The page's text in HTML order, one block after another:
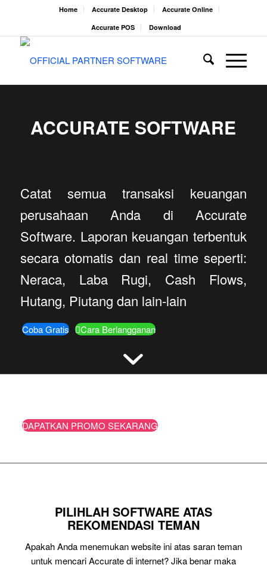
Home Accurate Desktop
Accurate Online
Accurate POS
Download
ACCURATE SOFTWARE
Catat semua transaksi keuangan
perusahaan Anda di Accurate
Software. Laporan keuangan terbentuk
secara otomatis dan real time seperti:
Neraca, Laba Rugi, Cash Flows,
Hutang, Piutang dan lain-lain
Coba Gratis Cara Berlangganan
DAPATKAN PROMO SEKARANG
PILIHLAH SOFTWARE ATAS
REKOMENDASI TEMAN
Apakah Anda menemukan website ini atas saran teman
untuk mencari Accurate di internet? Jika benar maka